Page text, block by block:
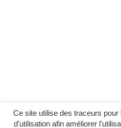
Ce site utilise des traceurs
d'utilisation afin améliorer